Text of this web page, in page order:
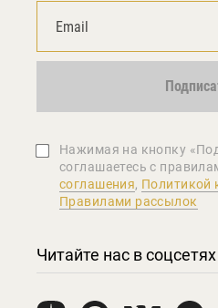
Нажимая на кнопку
соглашаетеcь с
соглашения, Политикой
Правилами рассылок
Читайте нас в соцсетях